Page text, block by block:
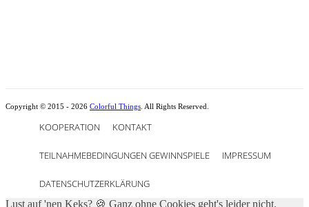
Copyright © 2015 - 2026 Colorful Things . All Rights Reserved.
KOOPERATION KONTAKT
TEILNAHMEBEDINGUNGEN GEWINNSPIELE IMPRESSUM
DATENSCHUTZERKLÄRUNG
Lust auf 'nen Keks? 🍪 Ganz ohne Cookies geht's leider nicht.